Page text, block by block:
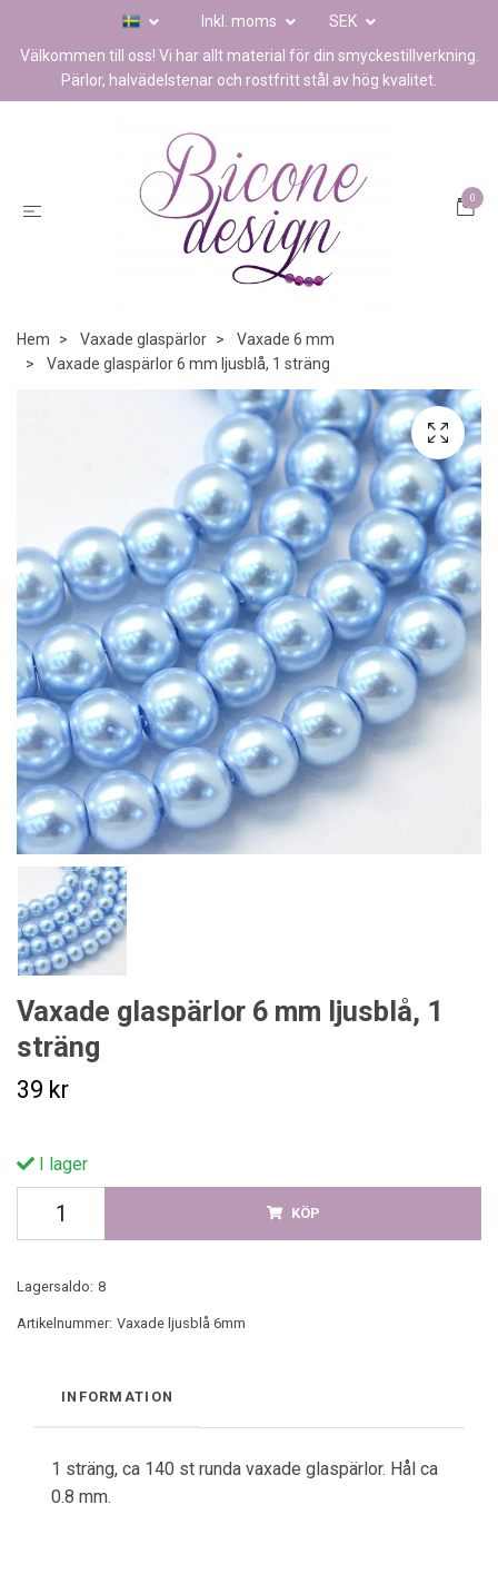
Inkl. moms
SEK
Välkommen till oss! Vi har allt material för din smyckestillverkning.
Pärlor, halvädelstenar och rostfritt stål av hög kvalitet.
0
Hem Vaxade glaspärlor
Vaxade 6 mm
Vaxade glaspärlor 6 mm ljusblå, 1 sträng
Vaxade glaspärlor 6 mm ljusblå, 1
sträng
39 kr
I lager
KÖP
Lagersaldo: 8
Artikelnummer: Vaxade ljusblå 6mm
INFORMATION
1 sträng, ca 140 st runda vaxade glaspärlor. Hål ca
0.8 mm.